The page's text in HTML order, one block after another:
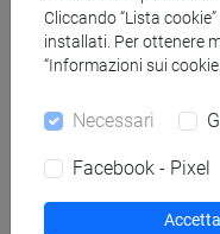
Ricerca aule
Ricerca strutture
Ricerca pubblicazioni
Cliccando “Lista
installati. Per ottenere
“Informazioni sui
Necessari
Facebook - Pixel